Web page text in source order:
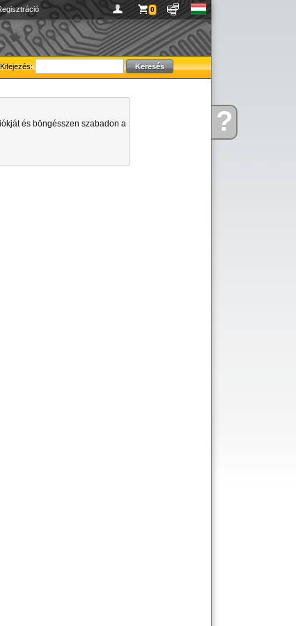
Kérdése?
0
és böngésszen szabadon a